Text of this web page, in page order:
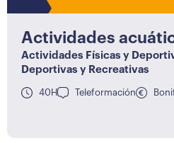
Actividades
Actividades Físicas y
Deportivas y Recreativas
40H Teleformación